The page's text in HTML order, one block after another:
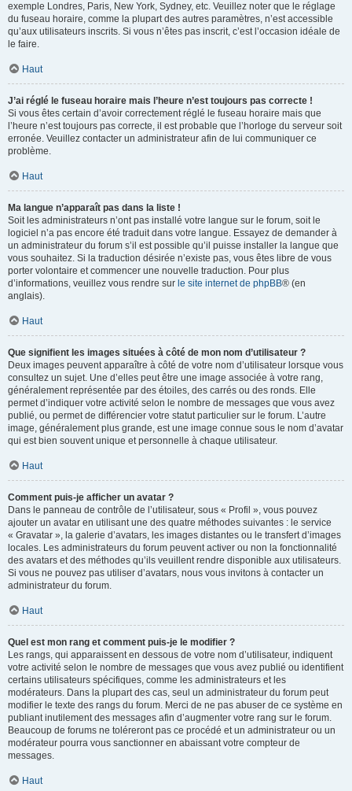
exemple Londres, Paris, New York, Sydney, etc. Veuillez noter que le réglage
du fuseau horaire, comme la plupart des autres paramètres, n’est accessible
qu’aux utilisateurs inscrits. Si vous n’êtes pas inscrit, c’est l’occasion idéale de
le faire.
Haut
J’ai réglé le fuseau horaire mais l’heure n’est toujours pas correcte !
Si vous êtes certain d’avoir correctement réglé le fuseau horaire mais que
l’heure n’est toujours pas correcte, il est probable que l’horloge du serveur soit
erronée. Veuillez contacter un administrateur afin de lui communiquer ce
problème.
Haut
Ma langue n’apparaît pas dans la liste !
Soit les administrateurs n’ont pas installé votre langue sur le forum, soit le
logiciel n’a pas encore été traduit dans votre langue. Essayez de demander à
un administrateur du forum s’il est possible qu’il puisse installer la langue que
vous souhaitez. Si la traduction désirée n’existe pas, vous êtes libre de vous
porter volontaire et commencer une nouvelle traduction. Pour plus
d’informations, veuillez vous rendre sur le site internet de phpBB® (en
anglais).
Haut
Que signifient les images situées à côté de mon nom d’utilisateur ?
Deux images peuvent apparaître à côté de votre nom d’utilisateur lorsque vous
consultez un sujet. Une d’elles peut être une image associée à votre rang,
généralement représentée par des étoiles, des carrés ou des ronds. Elle
permet d’indiquer votre activité selon le nombre de messages que vous avez
publié, ou permet de différencier votre statut particulier sur le forum. L’autre
image, généralement plus grande, est une image connue sous le nom d’avatar
qui est bien souvent unique et personnelle à chaque utilisateur.
Haut
Comment puis-je afficher un avatar ?
Dans le panneau de contrôle de l’utilisateur, sous « Profil », vous pouvez
ajouter un avatar en utilisant une des quatre méthodes suivantes : le service
« Gravatar », la galerie d’avatars, les images distantes ou le transfert d’images
locales. Les administrateurs du forum peuvent activer ou non la fonctionnalité
des avatars et des méthodes qu’ils veuillent rendre disponible aux utilisateurs.
Si vous ne pouvez pas utiliser d’avatars, nous vous invitons à contacter un
administrateur du forum.
Haut
Quel est mon rang et comment puis-je le modifier ?
Les rangs, qui apparaissent en dessous de votre nom d’utilisateur, indiquent
votre activité selon le nombre de messages que vous avez publié ou identifient
certains utilisateurs spécifiques, comme les administrateurs et les
modérateurs. Dans la plupart des cas, seul un administrateur du forum peut
modifier le texte des rangs du forum. Merci de ne pas abuser de ce système en
publiant inutilement des messages afin d’augmenter votre rang sur le forum.
Beaucoup de forums ne toléreront pas ce procédé et un administrateur ou un
modérateur pourra vous sanctionner en abaissant votre compteur de
messages.
Haut